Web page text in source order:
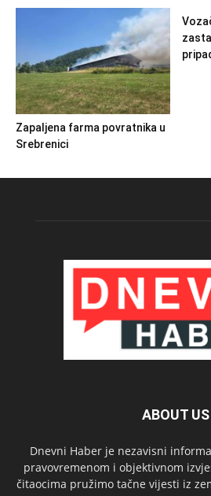
Zapaljena farma povratnika u
Srebrenici
ABOUT US
Dnevni Haber je nezavisni
pravovremenom i objektivnom
čitaocima pružimo tačne vijesti iz